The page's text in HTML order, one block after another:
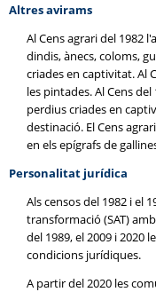
Altres avirams
Al Cens agrari del 1982
dindis, ànecs, coloms,
criades en captivitat. Al
les pintades. Al Cens
perdius criades en
destinació. El Cens
en els epígrafs de
Personalitat jurídica
Als censos del 1982 i el
transformació (SAT)
del 1989, el 2009 i 2020
condicions jurídiques.
A partir del 2020 les